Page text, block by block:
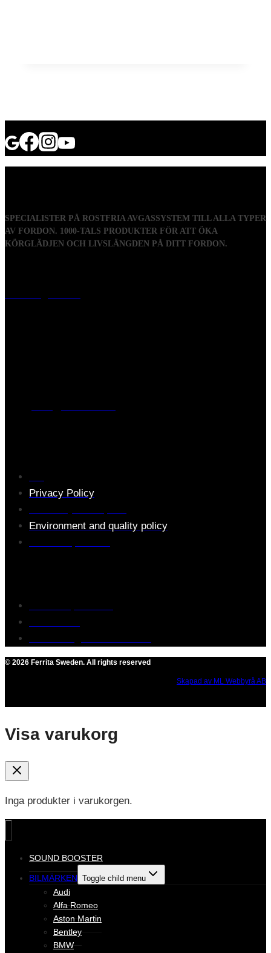
SPECIALISTER PÅ ROSTFRIA AVGASSYSTEM TILL ALLA TYPER
AV FORDON. 1000-TALS PRODUKTER FÖR ATT ÖKA
KÖRGLÄDJEN OCH LIVSLÄNGDEN PÅ DITT FORDON.
Privacy Policy
Environment and quality policy
© 2026 Ferrita Sweden. All rights reserved
Skapad av ML Webbyrå AB
Visa varukorg
Inga produkter i varukorgen.
SOUND BOOSTER
BILMÄRKEN Toggle child menu
Audi
Alfa Romeo
Aston Martin
Bentley
BMW